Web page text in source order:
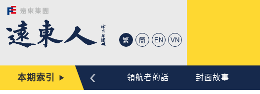
繁 簡 EN VN
本期索引
心動時刻 編輯手記 領航者的話 封面故事
‹